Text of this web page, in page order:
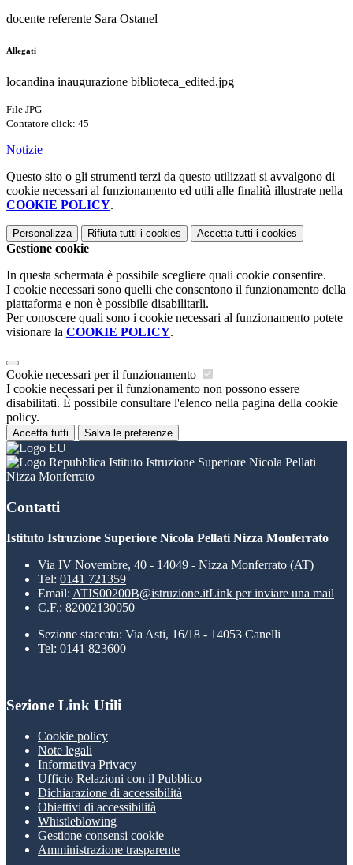
docente referente Sara Ostanel
Allegati
locandina inaugurazione biblioteca_edited.jpg
File JPG
Contatore click: 45
Notizie
Questo sito o gli strumenti terzi da questo utilizzati si avvalgono di
cookie necessari al funzionamento ed utili alle finalità illustrate nella
COOKIE POLICY.
Personalizza Rifiuta tutti i cookies Accetta tutti i cookies
Gestione cookie
In questa schermata è possibile scegliere quali cookie consentire.
I cookie necessari sono quelli che consentono il funzionamento della
piattaforma e non è possibile disabilitarli.
Per conoscere quali sono i cookie necessari al funzionamento potete
visionare la COOKIE POLICY.
Cookie necessari per il funzionamento
I cookie necessari per il funzionamento non possono essere
disabilitati. È possibile consultare l'elenco nella pagina della cookie
policy.
Accetta tutti Salva le preferenze
Istituto Istruzione Superiore Nicola Pellati
Nizza Monferrato
Contatti
Istituto Istruzione Superiore Nicola Pellati Nizza Monferrato
Via IV Novembre, 40 - 14049 - Nizza Monferrato (AT)
Tel: 0141 721359
Email: ATIS00200B@istruzione.itLink per inviare una mail
C.F.: 82002130050
Sezione staccata: Via Asti, 16/18 - 14053 Canelli
Tel: 0141 823600
Sezione Link Utili
Cookie policy
Note legali
Informativa Privacy
Ufficio Relazioni con il Pubblico
Dichiarazione di accessibilità
Obiettivi di accessibilità
Whistleblowing
Gestione consensi cookie
Amministrazione trasparente